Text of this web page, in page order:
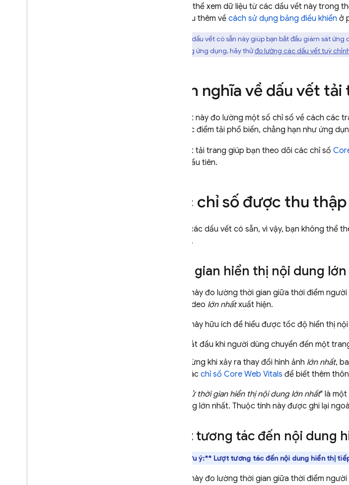
Bạn có thể xem dữ liệu từ các dấu vết này trong
(tìm hiểu thêm về cách sử dụng bảng điều khiển ở
Các dấu vết có sẵn này giúp bạn bắt đầu giám sát
thể trong ứng dụng, hãy thửđo lường các dấu vết tuỳ
Định nghĩa về dấu vết
Dấu vết này đo lường một số chỉ số về cách
đến các điểm tải phổ biến, chẳng hạn như ứng
Dấu vết tải trang giúp bạn theo dõi các chỉ số
dung đầu tiên.
Các chỉ số được thu
Đây là các dấu vết có sẵn, vì vậy, bạn không thể
vết này.
Thời gian hiển thị nội dung
Chỉ số này đo lường thời gian giữa thời điểm
hoặc video lớn nhấtxuất hiện.
Chỉ số này hữu ích để hiểu được tốc độ hiển thị
Bắt đầu khi người dùng chuyển đến một
Dừng khi xảy ra thay đổi hình ảnh lớn nhất,
các chỉ số Core Web Vitals để biết thêm
Phần tử thời gian hiển thị nội dung lớn nhất" là
nội dung lớn nhất. Thuộc tính này được ghi lại
Lượt tương tác đến nội dung
**Lưu ý:** Lượt tương tác đến nội dung hiển thị
Chỉ số này đo lường thời gian giữa thời điểm